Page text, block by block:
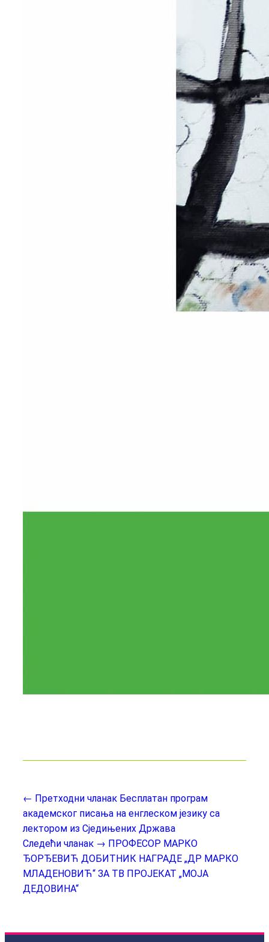
← Претходни чланак Бесплатан програм
академског писања на енглеском језику са
лектором из Сједињених Држава
Следећи чланак → ПРОФЕСОР МАРКО
ЂОРЂЕВИЋ ДОБИТНИК НАГРАДЕ „ДР МАРКО
МЛАДЕНОВИЋ“ ЗА ТВ ПРОЈЕКАТ „МОЈА
ДЕДОВИНА“